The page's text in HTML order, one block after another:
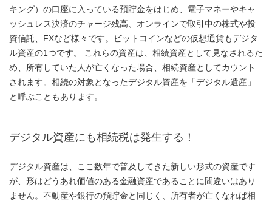
キング）の口座に入っている預貯金をはじめ、電子マネーやキャ
ッシュレス決済のチャージ残高、オンラインで取引中の株式や投
資信託、FXなど様々です。ビットコインなどの仮想通貨もデジタ
ル資産の1つです。 これらの資産は、相続資産として見なされるた
め、所有していた人が亡くなった場合、相続資産としてカウント
されます。相続の対象となったデジタル資産を「デジタル遺産」
と呼ぶこともあります。
デジタル資産にも相続税は発生する！
デジタル資産は、ここ数年で普及してきた新しい形式の資産です
が、形はどうあれ価値のある金融資産であることに間違いはあり
ません。不動産や銀行の預貯金と同じく、所有者が亡くなれば相